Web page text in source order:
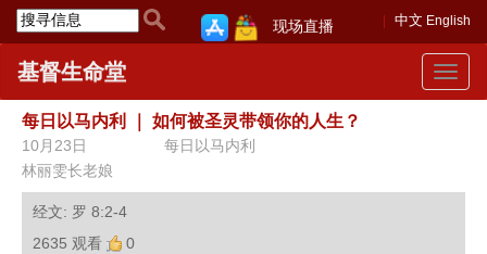
中文 English
现场直播
Toggle
基督生命堂
每日以马内利 如何被圣灵带领你的人生？
10月23日
每日以马内利
林丽雯长老娘
经文: 罗 8:2-4
2635 观看
0